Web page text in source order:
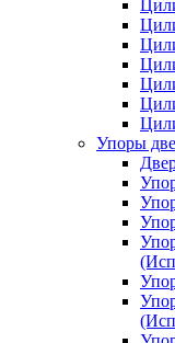
Упоры